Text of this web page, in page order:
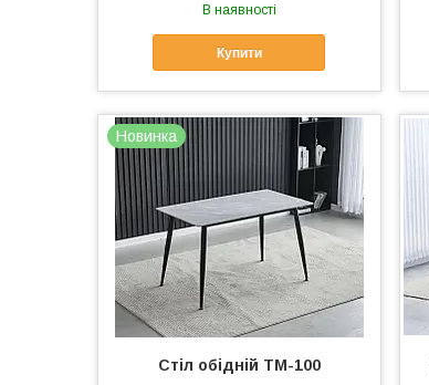
В наявності
Купити
Новинка
Стіл обідній TM-100